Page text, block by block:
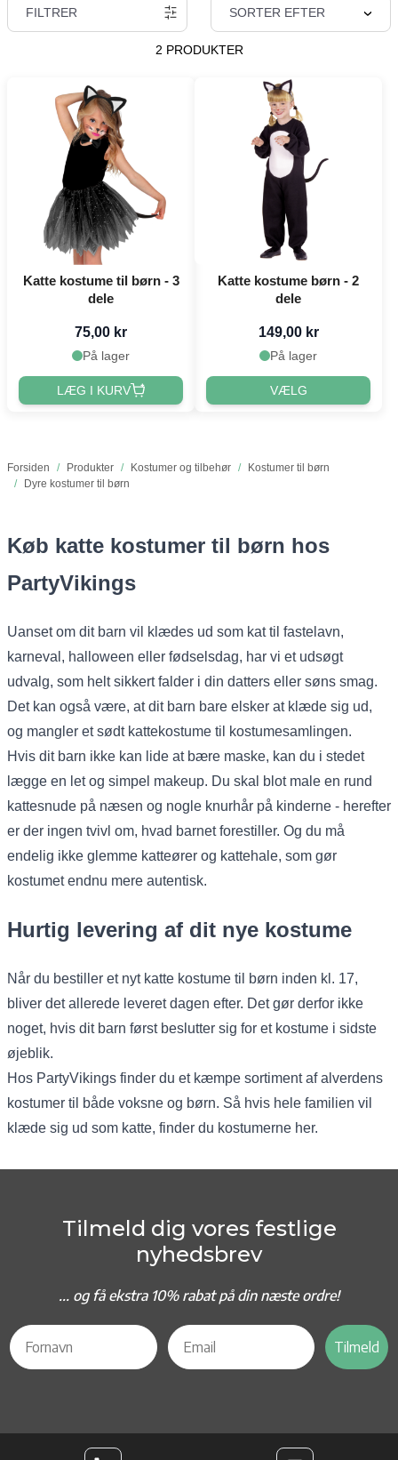
Forsiden / Produkter / Kostumer og tilbehør /
Kostumer til børn
/
Dyre kostumer til børn
FILTRER SORTER EFTER
2 PRODUKTER
Katte kostume til børn - 3
dele
75,00 kr
På lager
LÆG I KURV
Katte kostume børn - 2
dele
149,00 kr
På lager
VÆLG
Køb katte kostumer til børn hos
PartyVikings
Uanset om dit barn vil klædes ud som kat til fastelavn,
karneval, halloween eller fødselsdag, har vi et udsøgt
udvalg, som helt sikkert falder i din datters eller søns smag.
Det kan også være, at dit barn bare elsker at klæde sig ud,
og mangler et sødt kattekostume til kostumesamlingen.
Hvis dit barn ikke kan lide at bære maske, kan du i stedet
lægge en let og simpel makeup. Du skal blot male en rund
kattesnude på næsen og nogle knurhår på kinderne - herefter
er der ingen tvivl om, hvad barnet forestiller. Og du må
endelig ikke glemme katteører og kattehale, som gør
kostumet endnu mere autentisk.
Hurtig levering af dit nye kostume
Når du bestiller et nyt katte kostume til børn inden kl. 17,
bliver det allerede leveret dagen efter. Det gør derfor ikke
noget, hvis dit barn først beslutter sig for et kostume i sidste
øjeblik.
Hos PartyVikings finder du et kæmpe sortiment af alverdens
kostumer til både voksne og børn. Så hvis hele familien vil
klæde sig ud som katte, finder du kostumerne her.
Tilmeld dig vores festlige
nyhedsbrev
... og få ekstra 10% rabat på din næste ordre!
Tilmeld